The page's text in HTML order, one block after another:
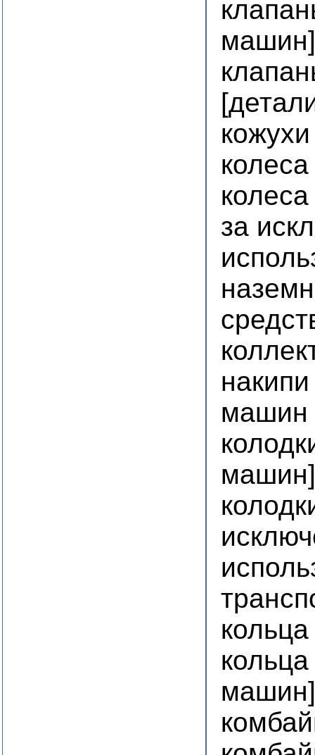
машин]
за
машин
машин]
машин]